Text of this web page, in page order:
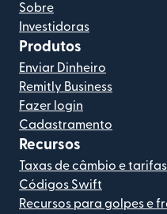
Sobre
Investidoras
Produtos
Enviar Dinheiro
Remitly Business
Fazer login
Cadastramento
Recursos
Taxas de câmbio e tarifas
Códigos Swift
Recursos para golpes e